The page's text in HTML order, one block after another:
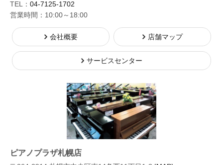
TEL： 04-7125-1702
営業時間：10:00～18:00
会社概要 店舗マップ
サービスセンター
ピアノプラザ札幌店